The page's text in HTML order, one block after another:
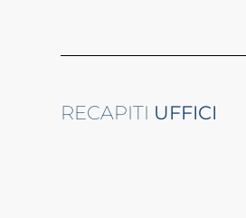
RECAPITI UFFICI